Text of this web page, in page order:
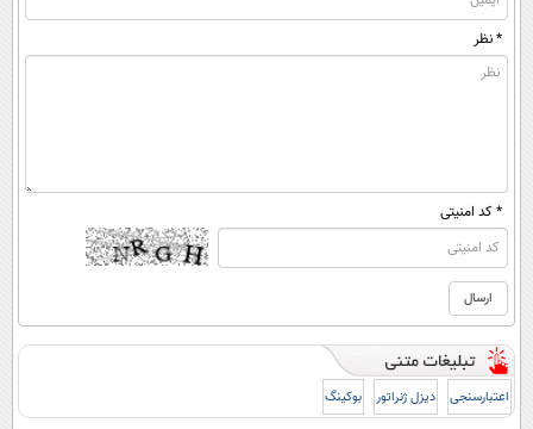
* نظر
* کد امنیتی
اعتبارسنجی دیزل ژنراتور بوکینگ